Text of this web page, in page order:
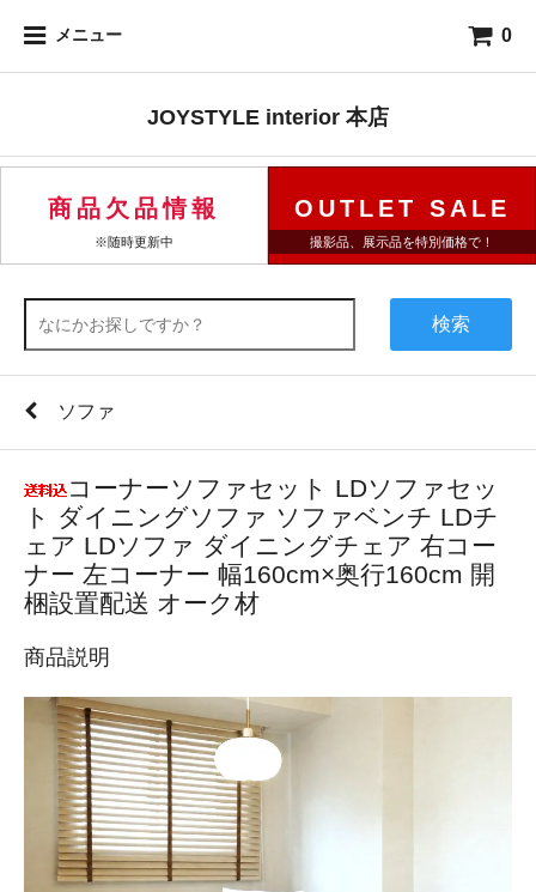
メニュー 0
JOYSTYLE interior 本店
商品欠品情報
※随時更新中
OUTLET SALE
撮影品、展示品を特別価格で！
検索
ソファ
コーナーソファセット LDソファセッ
ト ダイニングソファ ソファベンチ LDチ
ェア LDソファ ダイニングチェア 右コー
ナー 左コーナー 幅160cm×奥行160cm 開
梱設置配送 オーク材
商品説明